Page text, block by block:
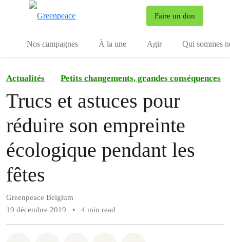
Faire un don
Nos campagnes À la une Agir Qui sommes
Actualités Petits changements, grandes conséquences
Trucs et astuces pour
réduire son empreinte
écologique pendant les
fêtes
Greenpeace Belgium
19 décembre 2019
• 4 min read